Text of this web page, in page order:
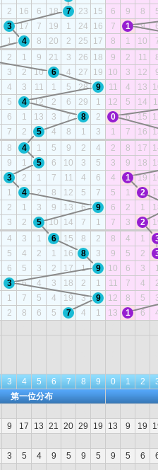
2 16 6 18 7 23 15 6 9 8
3 17 7 19 1 24 16 7 1 9
1 4 8 20 2 25 17 8 1 10
2 1 9 21 3 26 18 9 2 11
3 2 10 6 4 27 19 10 3 12
4 3 11 1 5 28 9 11 4 13
5 4 12 2 6 29 1 12 5 14
6 1 13 3 7 8 2 0 6 15
7 2 5 4 8 1 3 1 7 16
8 4 1 5 9 2 4 2 8 17
9 1 5 6 10 3 5 3 9 18
3 2 1 7 11 4 6 4 1 19
1 4 2 8 12 5 7 5 1 2
2 1 3 9 13 6 9 6 2 1
3 2 5 10 14 7 1 7 3 2
4 3 1 6 15 8 2 8 4 1
5 4 2 1 16 8 3 9 5 2
6 5 3 2 17 1 9 10 6 3
3 6 4 3 18 2 1 11 7 4
1 7 5 4 19 3 9 12 8 5
2 8 6 5 7 4 1 13 1 6
3 4 5 6 7 8 9 0 1 2
第一位分布
9 17 13 21 20 29 19 13 9 19
3 5 4 9 5 9 5 9 5 6